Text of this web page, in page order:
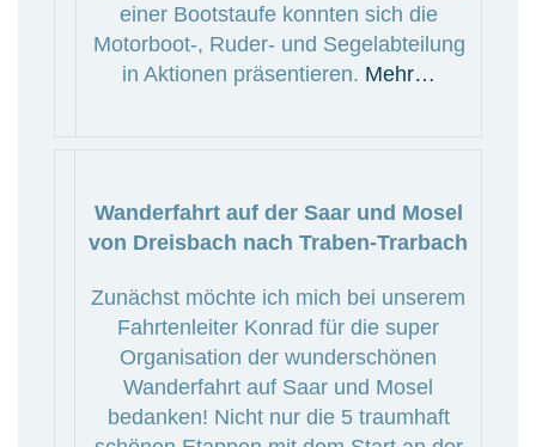
einer Bootstaufe konnten sich die
Motorboot-, Ruder- und Segelabteilung
in Aktionen präsentieren. Mehr…
Wanderfahrt auf der Saar und Mosel
von Dreisbach nach Traben-Trarbach
Zunächst möchte ich mich bei unserem
Fahrtenleiter Konrad für die super
Organisation der wunderschönen
Wanderfahrt auf Saar und Mosel
bedanken! Nicht nur die 5 traumhaft